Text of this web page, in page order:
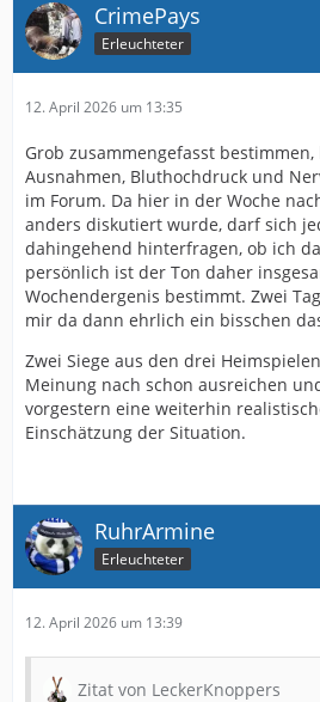
CrimePays
Erleuchteter
12. April 2026 um 13:35
Grob zusammengefasst
Ausnahmen, Bluthochdruck und
im Forum. Da hier in der Woche
anders diskutiert wurde, darf sich
dahingehend hinterfragen, ob ich
persönlich ist der Ton daher
Wochendergenis bestimmt. Zwei
mir da dann ehrlich ein bisschen
Zwei Siege aus den drei
Meinung nach schon ausreichen
vorgestern eine weiterhin
Einschätzung der Situation.
RuhrArmine
Erleuchteter
12. April 2026 um 13:39
Zitat von LeckerKnoppers